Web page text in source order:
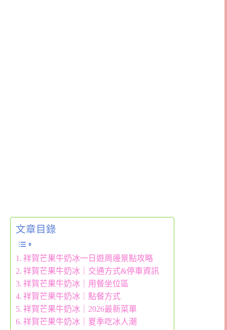
文章目錄
祥賀芒果牛奶冰一日遊周邊景點攻略
祥賀芒果牛奶冰｜交通方式&停車資訊
祥賀芒果牛奶冰｜用餐坐位區
祥賀芒果牛奶冰｜點餐方式
祥賀芒果牛奶冰｜2026最新菜單
祥賀芒果牛奶冰｜夏季吃冰人潮